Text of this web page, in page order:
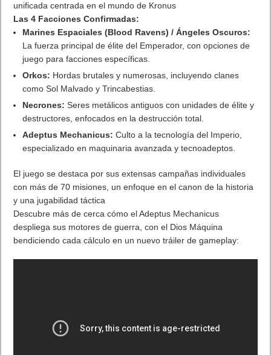
unificada centrada en el mundo de Kronus
Las 4 Facciones Confirmadas:
Marines Espaciales (Blood Ravens) / Ángeles Oscuros:
La fuerza principal de élite del Emperador, con opciones de
juego para facciones específicas.
Orkos: Hordas brutales y numerosas, incluyendo clanes
como Sol Malvado y Trincabestias.
Necrones: Seres metálicos antiguos con unidades de élite y
destructores, enfocados en la destrucción total.
Adeptus Mechanicus: Culto a la tecnología del Imperio,
especializado en maquinaria avanzada y tecnoadeptos.
El juego se destaca por sus extensas campañas individuales
con más de 70 misiones, un enfoque en el canon de la historia
y una jugabilidad táctica
Descubre más de cerca cómo el Adeptus Mechanicus
despliega sus motores de guerra, con el Dios Máquina
bendiciendo cada cálculo en un nuevo tráiler de gameplay: